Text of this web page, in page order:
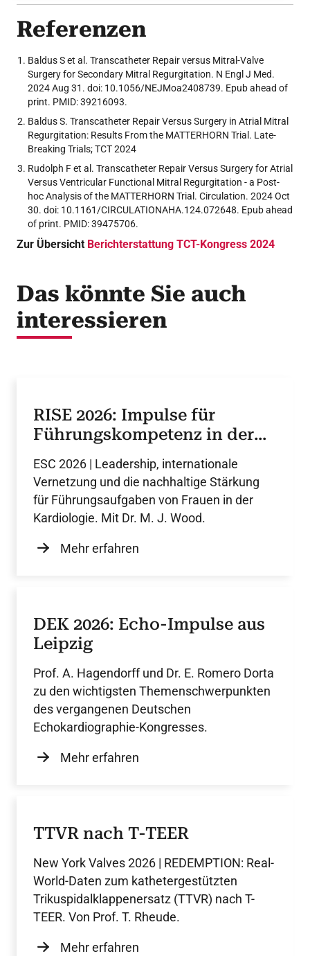
Referenzen
Baldus S et al. Transcatheter Repair versus Mitral-Valve
Surgery for Secondary Mitral Regurgitation. N Engl J Med.
2024 Aug 31. doi: 10.1056/NEJMoa2408739. Epub ahead of
print. PMID: 39216093.
Baldus S. Transcatheter Repair Versus Surgery in Atrial Mitral
Regurgitation: Results From the MATTERHORN Trial. Late-
Breaking Trials; TCT 2024
Rudolph F et al. Transcatheter Repair Versus Surgery for Atrial
Versus Ventricular Functional Mitral Regurgitation - a Post-
hoc Analysis of the MATTERHORN Trial. Circulation. 2024 Oct
30. doi: 10.1161/CIRCULATIONAHA.124.072648. Epub ahead
of print. PMID: 39475706.
Zur Übersicht Berichterstattung TCT-Kongress 2024
Das könnte Sie auch
interessieren
RISE 2026: Impulse für
Führungskompetenz in der
Kardiologie
ESC 2026 | Leadership, internationale
Vernetzung und die nachhaltige Stärkung
für Führungsaufgaben von Frauen in der
Kardiologie. Mit Dr. M. J. Wood.
Mehr erfahren
DEK 2026: Echo-Impulse aus
Leipzig
Prof. A. Hagendorff und Dr. E. Romero Dorta
zu den wichtigsten Themenschwerpunkten
des vergangenen Deutschen
Echokardiographie-Kongresses.
Mehr erfahren
TTVR nach T-TEER
New York Valves 2026 | REDEMPTION: Real-
World-Daten zum kathetergestützten
Trikuspidalklappenersatz (TTVR) nach T-
TEER. Von Prof. T. Rheude.
Mehr erfahren